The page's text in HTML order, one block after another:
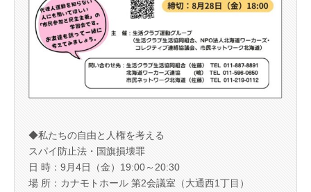
◆私たちの自由と人権を考える
スパイ防止法・国旗損壊罪
日 時：9月4日（金）19:00～20:30
場 所：カナモトホール 第2会議室（大通西1丁目）